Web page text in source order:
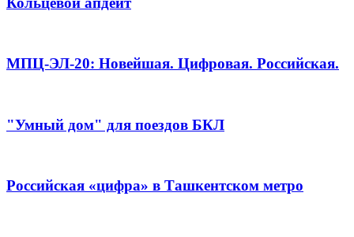
МПЦ-ЭЛ-20: Новейшая. Цифровая. Российская.
"Умный дом" для поездов БКЛ
Российская «цифра» в Ташкентском метро